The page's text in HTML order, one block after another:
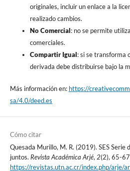
originales, incluir un enlace a la
realizado cambios.
No Comercial: no se permite
comerciales.
Compartir Igual: si se transforma
derivada debe distribuirse bajo la
Más información en: https://
sa/4.0/deed.es
Cómo citar
Quesada Murillo, M. R. (2019). SES Serie
juntos. Revista Académica Arjé,2(2), 65-
https://revistas.utn.ac.cr/index.php/arje/